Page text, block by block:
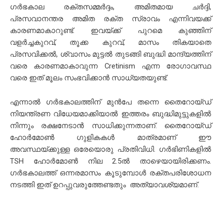
ഗർഭകാല രക്തസമ്മർദ്ദം, അമിതമായ ചർദ്ദി,
പ്രസവാനന്തര അമിത രക്ത സ്രാവം എന്നിവയക്ക്
കാരണമാകാറുണ്ട്. ഇവയ്ക്ക് പുറമെ കുഞ്ഞിന്
വളർച്ചകുറവ്, തൂക്ക കുറവ്, മാസം തികയാതെ
പ്രസവിക്കൽ, ശ്വാസം മുട്ടൽ തുടങ്ങി ബുദ്ധി മാന്ദ്യത്തിന്
വരെ കാരണമാകാവുന്ന Cretinism എന്ന രോഗാവസ്ഥ
വരെ ഇത് മൂലം സംഭവിക്കാൻ സാധ്യതയുണ്ട്.
എന്നാൽ ഗർഭകാലത്തിന് മുൻപേ തന്നെ തൈറോയ്ഡ്
നിയന്ത്രണ വിധേയമാക്കിയാൽ ഇത്തരം ബുദ്ധിമുട്ടുകളിൽ
നിന്നും രക്ഷനേടാൻ സാധിക്കുന്നതാണ്. തൈറോയ്ഡ്
ഹോർമോൺ ഗുളികകൾ മാത്രമാണ് ഈ
അവസ്ഥയ്ക്കുള്ള ഒരേയൊരു പ്രതിവിധി. ഗർഭിണികളിൽ
TSH ഹോർമോൺ നില 2.5ൽ താഴെയായിരിക്കണം.
ഗർഭകാലത്ത് ഒന്നരമാസം കൂടുമ്പോൾ രക്തപരിശോധന
നടത്തി ഇത് ഉറപ്പുവരുത്തേണ്ടതും അത്യാവശ്യമാണ്.